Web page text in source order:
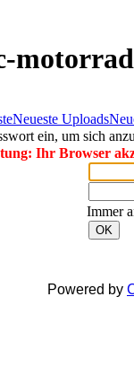
Neueste Uploads
ein, um sich
Ihr Browser
Immer
OK
Powered by